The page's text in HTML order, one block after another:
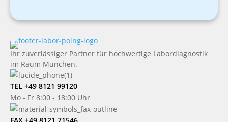
Ihr zuverlässiger Partner für hochwertige Labordiagnostik
im Raum München.
TEL +49 8121 99120
Mo - Fr 8:00 - 18:00 Uhr